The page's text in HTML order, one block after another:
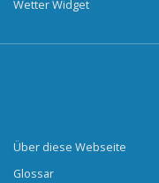
Wetter Widget
Über diese Webseite
Glossar